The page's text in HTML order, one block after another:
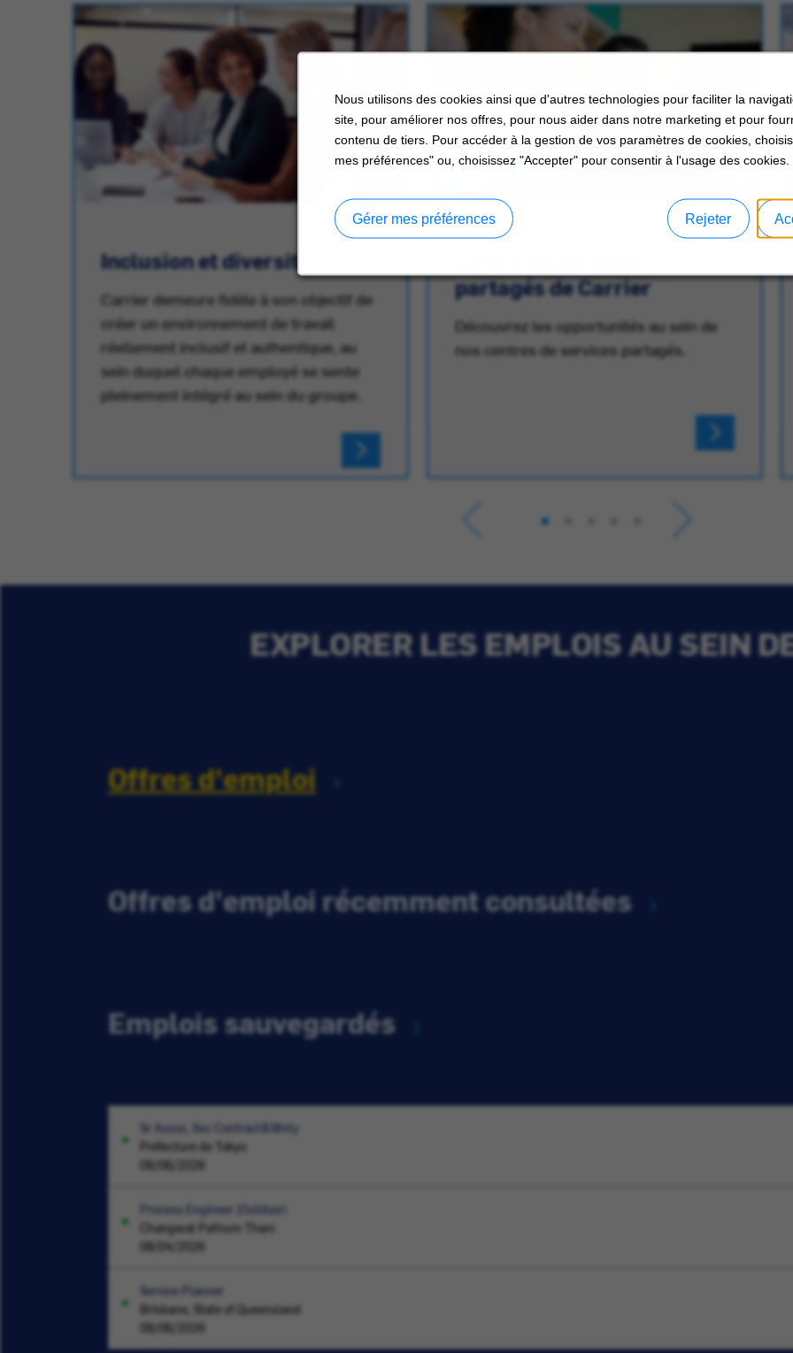
Nous utilisons des cookies ainsi que d'autres technologies pour faciliter la
site, pour améliorer nos offres, pour nous aider dans notre marketing et pour
contenu de tiers. Pour accéder à la gestion de vos paramètres de cookies,
mes préférences" ou, choisissez "Accepter" pour consentir à l'usage des cookies.
Rejeter
Gérer mes préférences
Inclusion et diversité
Carrier demeure fidèle à son objectif de
créer un environnement de travail
réellement inclusif et authentique, au
sein duquel chaque employé se sente
pleinement intégré au sein du groupe.
partagés de Carrier
Découvrez les opportunités au sein de
nos centres de services partagés.
EXPLORER LES EMPLOIS AU SEIN
Offres d'emploi
Offres d'emploi récemment consultées
Emplois sauvegardés
Sr Assoc, Svc Contract&Wnty
Préfecture de Tokyo
08/06/2026
Process Engineer (Outdoor)
Changwat Pathum Thani
08/04/2026
Service Planner
Brisbane, State of Queensland
08/06/2026